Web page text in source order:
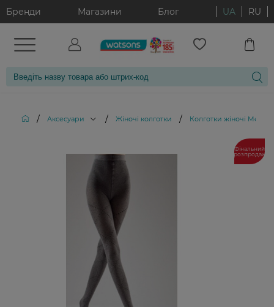
Бренди Магазини Блог UA RU
/ Аксесуари / Жіночі колготки / Колготки жіночі
Фінальний
розпродаж